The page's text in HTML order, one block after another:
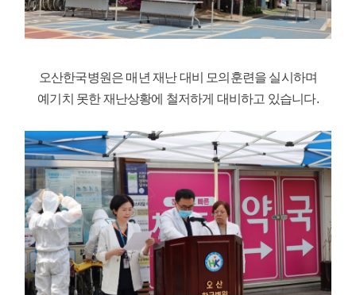
오산한국병원은 매년 재난 대비 모의훈련을 실시하며
예기치 못한 재난상황에 철저하게 대비하고 있습니다.